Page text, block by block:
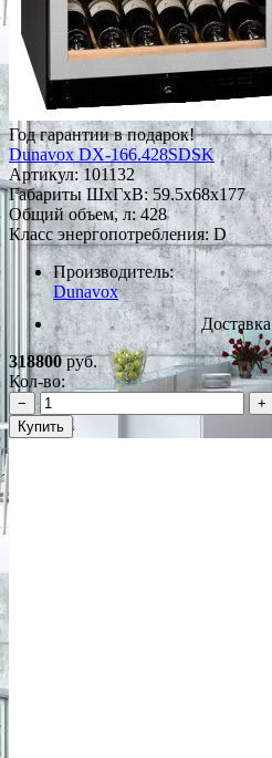
Год гарантии в подарок!
Dunavox DX-166.428SDSK
Артикул:101132
Габариты ШxГxВ: 59.5x68x177
Общий объем, л: 428
Класс энергопотребления: D
Производитель:
Dunavox
318800руб.
Кол-во:
−
+
Купить